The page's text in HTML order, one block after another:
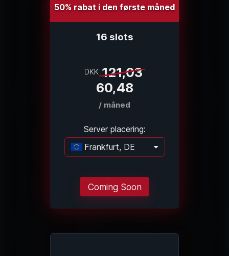
50% rabat i den første måned
16 slots
DKK 121,03
60,48
/ måned
Server placering:
Frankfurt, DE
Indlæser...
Coming Soon